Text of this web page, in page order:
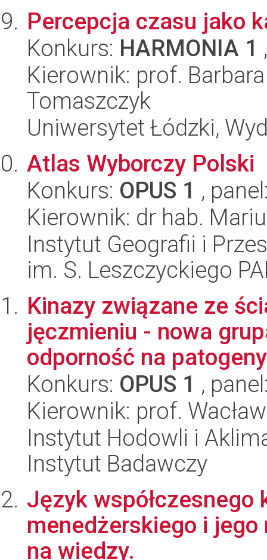
Percepcja czasu jako
Konkurs: HARMONIA 1
Kierownik: prof.
Tomaszczyk
Uniwersytet Łódzki,
Atlas Wyborczy Polski
Konkurs: OPUS 1 ,
Kierownik: dr hab.
Instytut Geografii i
im. S. Leszczyckiego
Kinazy związane ze
jęczmieniu - nowa
odporność na
Konkurs: OPUS 1 ,
Kierownik: prof.
Instytut Hodowli i
Instytut Badawczy
Język
menedżerskiego i
na wiedzy.